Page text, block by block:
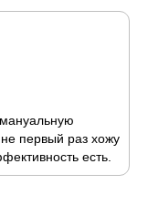
первый раз хожу
есть.